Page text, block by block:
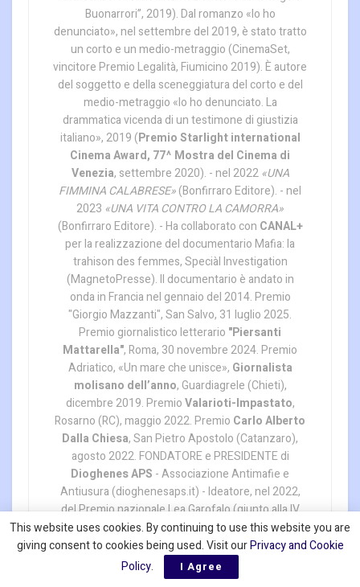
Buonarrori”, 2019). Dal romanzo «Io ho
denunciato», nel settembre del 2019, è stato tratto
un corto e un medio-metraggio (CinemaSet,
vincitore Premio Legalità, Fiumicino 2019). È autore
del soggetto e della sceneggiatura del corto e del
medio-metraggio «Io ho denunciato. La
drammatica vicenda di un testimone di giustizia
italiano», 2019 (Premio Starlight international
Cinema Award, 77^ Mostra del Cinema di
Venezia, settembre 2020). - nel 2022«UNA
FIMMINA CALABRESE»(Bonfirraro Editore). - nel
2023 «UNA VITA CONTRO LA CAMORRA»
(Bonfirraro Editore). - Ha collaborato con CANAL+
per la realizzazione del documentario Mafia: la
trahison des femmes, Speciàl Investigation
(MagnetoPresse). Il documentario è andato in
onda in Francia nel gennaio del 2014. Premio
"Giorgio Mazzanti", San Salvo, 31 luglio 2025.
Premio giornalistico letterario "Piersanti
Mattarella", Roma, 30 novembre 2024. Premio
Adriatico, «Un mare che unisce», Giornalista
molisano dell’anno, Guardiagrele (Chieti),
dicembre 2019. PremioValarioti-Impastato,
Rosarno (RC), maggio 2022. Premio Carlo Alberto
Dalla Chiesa, San Pietro Apostolo (Catanzaro),
agosto 2022. FONDATORE e PRESIDENTE di
Dioghenes APS - Associazione Antimafie e
Antiusura (dioghenesaps.it) - Ideatore, nel 2022,
del Premio nazionale Lea Garofalo (giunto alla IV
edizione). - Ideatore, nel 2025, del Premio
nazionale Letterario e Giornalistico Pier Paolo
Pasolini - www.dioghenesaps.com --
paolodechiara.blog
This website uses cookies. By continuing to use this website you are
giving consent to cookies being used. Visit ourPrivacy and Cookie
Policy. I Agree